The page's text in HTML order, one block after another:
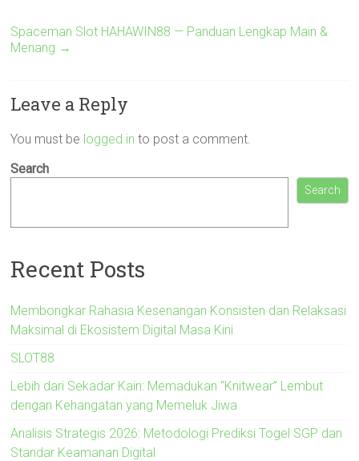
Spaceman Slot HAHAWIN88 — Panduan Lengkap Main &
Menang →
Leave a Reply
You must be logged in to post a comment.
Search
Search
Recent Posts
Membongkar Rahasia Kesenangan Konsisten dan Relaksasi
Maksimal di Ekosistem Digital Masa Kini
SLOT88
Lebih dari Sekadar Kain: Memadukan “Knitwear” Lembut
dengan Kehangatan yang Memeluk Jiwa
Analisis Strategis 2026: Metodologi Prediksi Togel SGP dan
Standar Keamanan Digital